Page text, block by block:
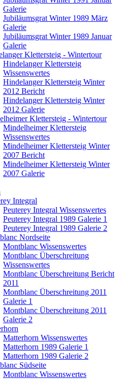
Galerie
Jubiläumsgrat Winter 1989 März
Galerie
Jubiläumsgrat Winter 1989 Januar
Galerie
Klettersteig - Wintertour
Hindelanger Klettersteig
Wissenswertes
Hindelanger Klettersteig Winter
2012 Bericht
Hindelanger Klettersteig Winter
2012 Galerie
Klettersteig - Wintertour
Mindelheimer Klettersteig
Wissenswertes
Mindelheimer Klettersteig Winter
2007 Bericht
Mindelheimer Klettersteig Winter
2007 Galerie
Integral
Peuterey Integral Wissenswertes
Peuterey Integral 1989 Galerie 1
Peuterey Integral 1989 Galerie 2
Nordseite
Montblanc Wissenswertes
Montblanc Überschreitung
Wissenswertes
Montblanc Überschreitung Bericht
2011
Montblanc Überschreitung 2011
Galerie 1
Montblanc Überschreitung 2011
Galerie 2
Matterhorn Wissenswertes
Matterhorn 1989 Galerie 1
Matterhorn 1989 Galerie 2
Südseite
Montblanc Wissenswertes